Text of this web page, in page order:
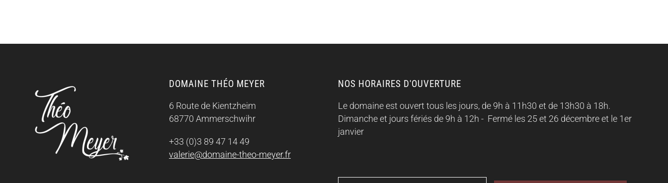
DOMAINE THÉO MEYER
6 Route de Kientzheim
68770 Ammerschwihr
+33 (0)3 89 47 14 49
valerie@domaine-theo-meyer.fr
NOS HORAIRES D'OUVERTURE
Le domaine est ouvert tous les jours, de 9h à 11h30 et de 13h30 à 18h.
Dimanche et jours fériés de 9h à 12h - Fermé les 25 et 26 décembre et le 1er
janvier